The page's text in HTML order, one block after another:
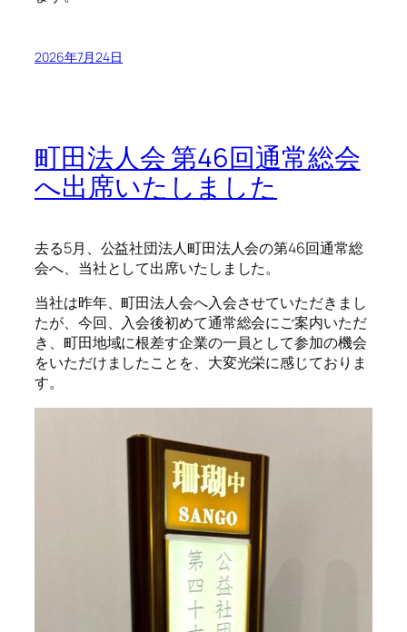
2026年7月24日
町田法人会 第46回通常総会
へ出席いたしました
去る5月、公益社団法人町田法人会の第46回通常総
会へ、当社として出席いたしました。
当社は昨年、町田法人会へ入会させていただきまし
たが、今回、入会後初めて通常総会にご案内いただ
き、町田地域に根差す企業の一員として参加の機会
をいただけましたことを、大変光栄に感じておりま
す。